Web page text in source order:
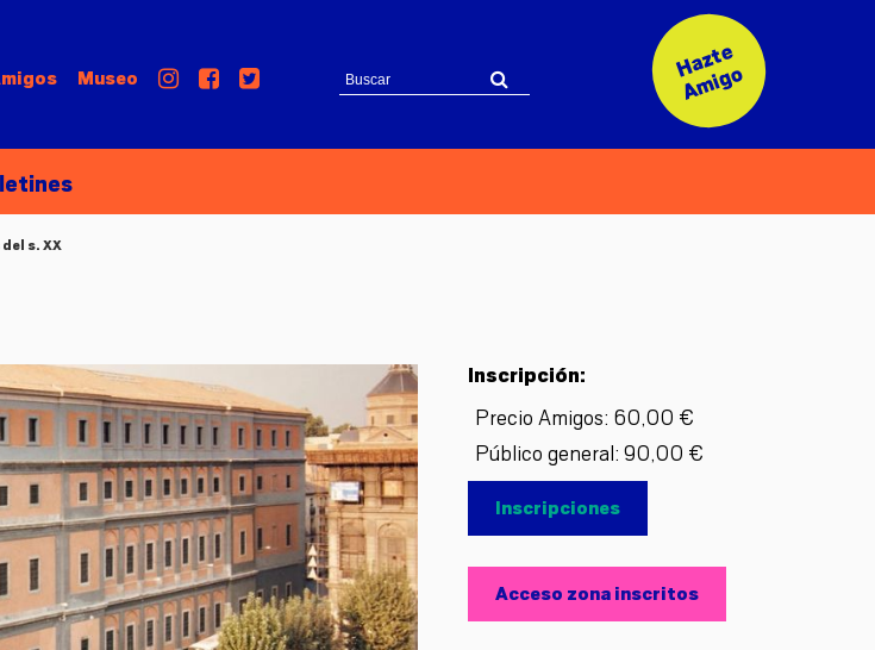
Museo H
a
z
t
e
A
mi
g
o
s. XX
Inscripción:
Precio Amigos: 60,00 €
Público general: 90,00 €
Inscripciones
Acceso zona inscritos